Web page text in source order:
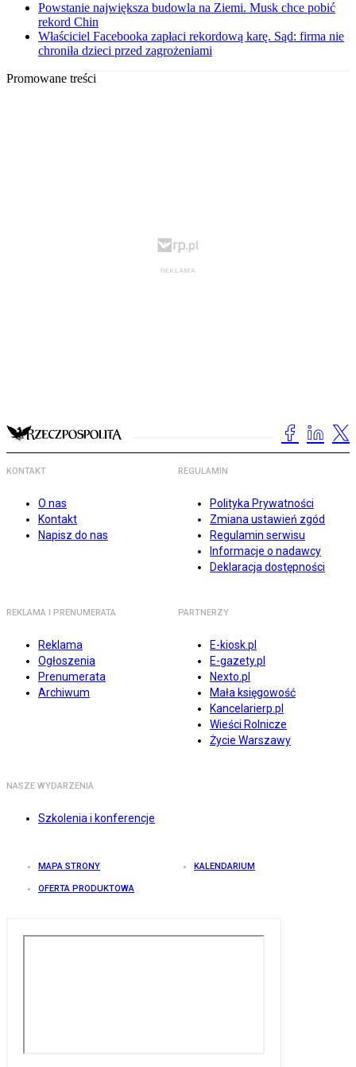
Powstanie największa budowla na Ziemi. Musk chce pobić
rekord Chin
Właściciel Facebooka zapłaci rekordową karę. Sąd: firma nie
chroniła dzieci przed zagrożeniami
Promowane treści
KONTAKT
O nas
Kontakt
Napisz do nas
REGULAMIN
Polityka Prywatności
Zmiana ustawień zgód
Regulamin serwisu
Informacje o nadawcy
Deklaracja dostępności
REKLAMA I PRENUMERATA
Reklama
Ogłoszenia
Prenumerata
Archiwum
PARTNERZY
E-kiosk.pl
E-gazety.pl
Nexto.pl
Mała księgowość
Kancelarierp.pl
Wieści Rolnicze
Życie Warszawy
NASZE WYDARZENIA
Szkolenia i konferencje
MAPA STRONY KALENDARIUM
OFERTA PRODUKTOWA